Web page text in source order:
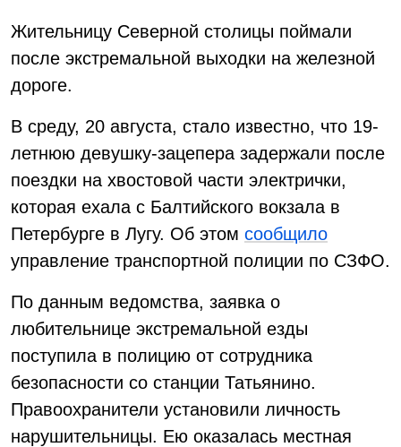
Жительницу Северной столицы поймали
после экстремальной выходки на железной
дороге.
В среду, 20 августа, стало известно, что 19-
летнюю девушку-зацепера задержали после
поездки на хвостовой части электрички,
которая ехала с Балтийского вокзала в
Петербурге в Лугу. Об этом сообщило
управление транспортной полиции по СЗФО.
По данным ведомства, заявка о
любительнице экстремальной езды
поступила в полицию от сотрудника
безопасности со станции Татьянино.
Правоохранители установили личность
нарушительницы. Ею оказалась местная